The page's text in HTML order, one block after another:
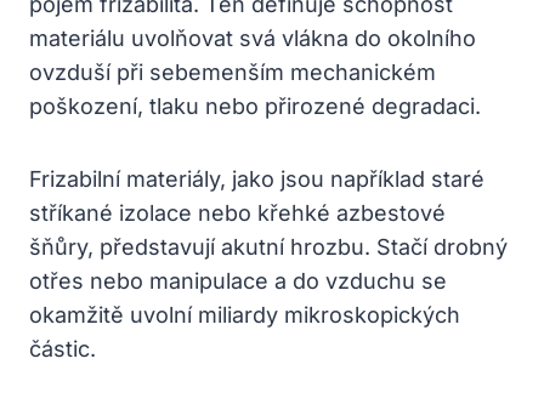
materiálu uvolňovat svá vlákna do okolního
ovzduší při sebemenším mechanickém
poškození, tlaku nebo přirozené degradaci.
Frizabilní materiály, jako jsou například staré
stříkané izolace nebo křehké azbestové
šňůry, představují akutní hrozbu. Stačí drobný
otřes nebo manipulace a do vzduchu se
okamžitě uvolní miliardy mikroskopických
částic.